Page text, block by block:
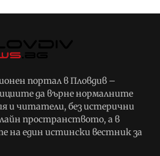
портал в Пловдив –
да върне нормалните
и читатели, без истерични
пространството, а в
на един истински вестник за